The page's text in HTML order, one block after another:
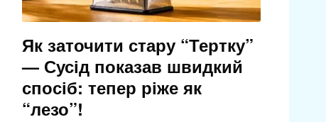
Як заточити стару “Тертку”
— Сусід показав швидкий
спосіб: тепер ріже як
“лезо”!